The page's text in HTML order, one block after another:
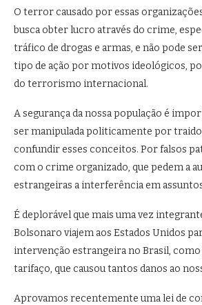
O terror causado por essas
busca obter lucro através do crime,
tráfico de drogas e armas, e não pode
tipo de ação por motivos ideológicos,
do terrorismo internacional.
A segurança da nossa população é
ser manipulada politicamente por
confundir esses conceitos. Por falsos
com o crime organizado, que pedem a
estrangeiras a interferência em
É deplorável que mais uma vez
Bolsonaro viajem aos Estados Unidos
intervenção estrangeira no Brasil,
tarifaço, que causou tantos danos ao
Aprovamos recentemente uma lei de